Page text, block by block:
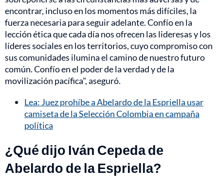
encontrar, incluso en los momentos más difíciles, la
fuerza necesaria para seguir adelante. Confío en la
lección ética que cada día nos ofrecen las lideresas y los
líderes sociales en los territorios, cuyo compromiso con
sus comunidades ilumina el camino de nuestro futuro
común. Confío en el poder de la verdad y de la
movilización pacífica", aseguró.
Lea: Juez prohíbe a Abelardo de la Espriella usar
camiseta de la Selección Colombia en campaña
política
¿Qué dijo Iván Cepeda de
Abelardo de la Espriella?